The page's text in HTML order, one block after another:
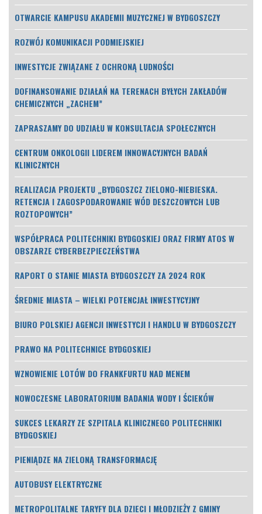
OTWARCIE KAMPUSU AKADEMII MUZYCZNEJ W BYDGOSZCZY
ROZWÓJ KOMUNIKACJI PODMIEJSKIEJ
INWESTYCJE ZWIĄZANE Z OCHRONĄ LUDNOŚCI
DOFINANSOWANIE DZIAŁAŃ NA TERENACH BYŁYCH ZAKŁADÓW
CHEMICZNYCH „ZACHEM”
ZAPRASZAMY DO UDZIAŁU W KONSULTACJA SPOŁECZNYCH
CENTRUM ONKOLOGII LIDEREM INNOWACYJNYCH BADAŃ
KLINICZNYCH
REALIZACJA PROJEKTU „BYDGOSZCZ ZIELONO-NIEBIESKA.
RETENCJA I ZAGOSPODAROWANIE WÓD DESZCZOWYCH LUB
ROZTOPOWYCH”
WSPÓŁPRACA POLITECHNIKI BYDGOSKIEJ ORAZ FIRMY ATOS W
OBSZARZE CYBERBEZPIECZEŃSTWA
RAPORT O STANIE MIASTA BYDGOSZCZY ZA 2024 ROK
ŚREDNIE MIASTA – WIELKI POTENCJAŁ INWESTYCYJNY
BIURO POLSKIEJ AGENCJI INWESTYCJI I HANDLU W BYDGOSZCZY
PRAWO NA POLITECHNICE BYDGOSKIEJ
WZNOWIENIE LOTÓW DO FRANKFURTU NAD MENEM
NOWOCZESNE LABORATORIUM BADANIA WODY I ŚCIEKÓW
SUKCES LEKARZY ZE SZPITALA KLINICZNEGO POLITECHNIKI
BYDGOSKIEJ
PIENIĄDZE NA ZIELONĄ TRANSFORMACJĘ
AUTOBUSY ELEKTRYCZNE
METROPOLITALNE TARYFY DLA DZIECI I MŁODZIEŻY Z GMINY